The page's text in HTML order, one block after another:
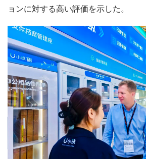
ョンに対する高い評価を示した。